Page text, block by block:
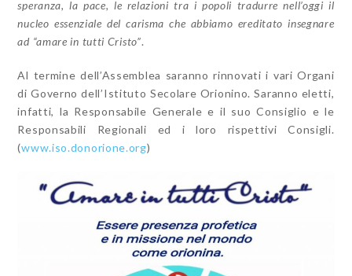
speranza, la pace, le relazioni tra i popoli tradurre nell’oggi il
nucleo essenziale del carisma che abbiamo ereditato insegnare
ad “amare in tutti Cristo”.
Al termine dell’Assemblea saranno rinnovati i vari Organi
di Governo dell’Istituto Secolare Orionino. Saranno eletti,
infatti, la Responsabile Generale e il suo Consiglio e le
Responsabili Regionali ed i loro rispettivi Consigli.
(www.iso.donorione.org)